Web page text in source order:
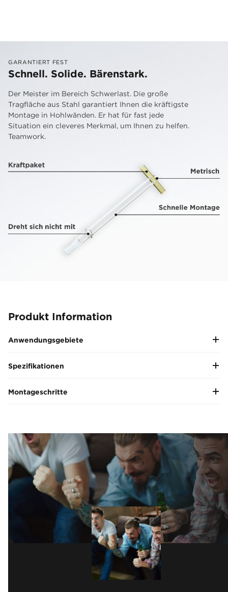
GARANTIERT FEST
Schnell. Solide. Bärenstark.
Der Meister im Bereich Schwerlast. Die große
Tragfläche aus Stahl garantiert Ihnen die kräftigste
Montage in Hohlwänden. Er hat für fast jede
Situation ein cleveres Merkmal, um Ihnen zu helfen.
Teamwork.
Produkt Information
Anwendungsgebiete
Spezifikationen
Montageschritte